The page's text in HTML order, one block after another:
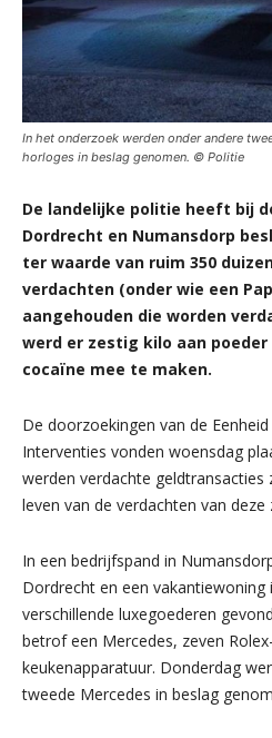
In het onderzoek werden onder andere
horloges in beslag genomen. © Politie
De landelijke politie heeft bij
Dordrecht en Numansdorp
ter waarde van ruim 350
verdachten (onder wie een
aangehouden die worden
werd er zestig kilo aan
cocaïne mee te maken.
De doorzoekingen van de
Interventies vonden woensdag
werden verdachte geldtransacties
leven van de verdachten van deze
In een bedrijfspand in
Dordrecht en een
verschillende luxegoederen
betrof een Mercedes, zeven
keukenapparatuur. Donderdag
tweede Mercedes in beslag